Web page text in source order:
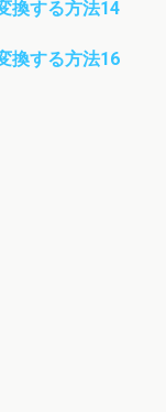
換する方法14
換する方法16